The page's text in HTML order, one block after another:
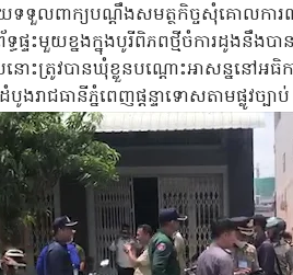
យទទួលពាក្យបណ្តឹងសមត្ថកិច្ចសុំគោលការ
ផ្ទះមួយខ្នងក្នុងបូរីពិភពថ្មីចំការដូងនឹងប
នោះត្រូវបានឃុំខ្លួនបណ្តោះអាសន្ននៅអធិ
រាជធានីភ្នំពេញផ្តន្ទាទោសតាមផ្លូវច្បា